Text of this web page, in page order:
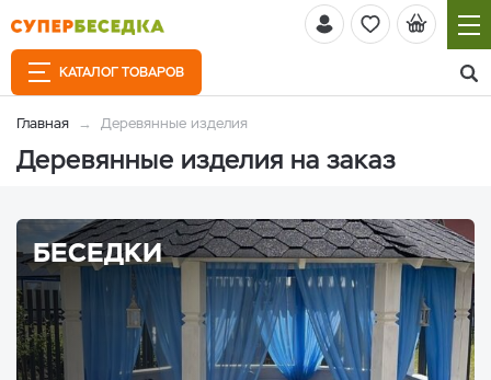
КАТАЛОГ ТОВАРОВ
Главная Деревянные изделия
Деревянные изделия на заказ
БЕСЕДКИ